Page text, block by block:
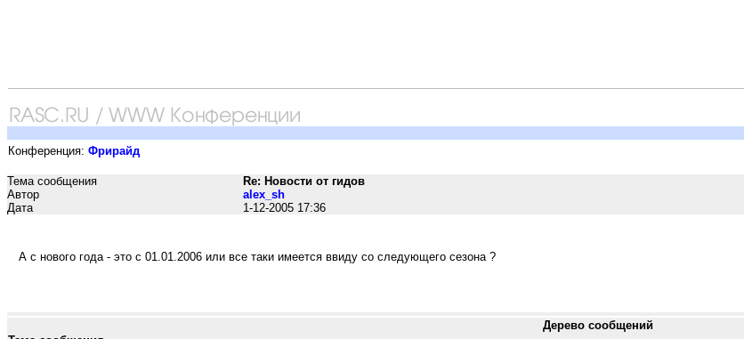
Конференция: Фрирайд
Тема сообщения
Re: Новости от гидов
Автор
alex_sh
Дата
1-12-2005 17:36
А с нового года - это с 01.01.2006 или все таки имеется ввиду со следующего сезона ?
Дерево сообщений